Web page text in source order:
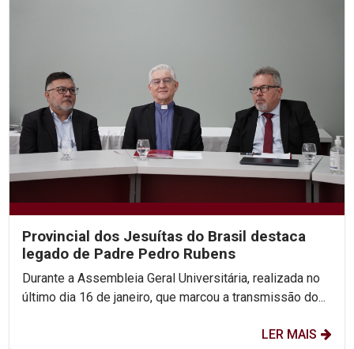
Provincial dos Jesuítas do Brasil destaca
legado de Padre Pedro Rubens
Durante a Assembleia Geral Universitária, realizada no
último dia 16 de janeiro, que marcou a transmissão do...
LER MAIS